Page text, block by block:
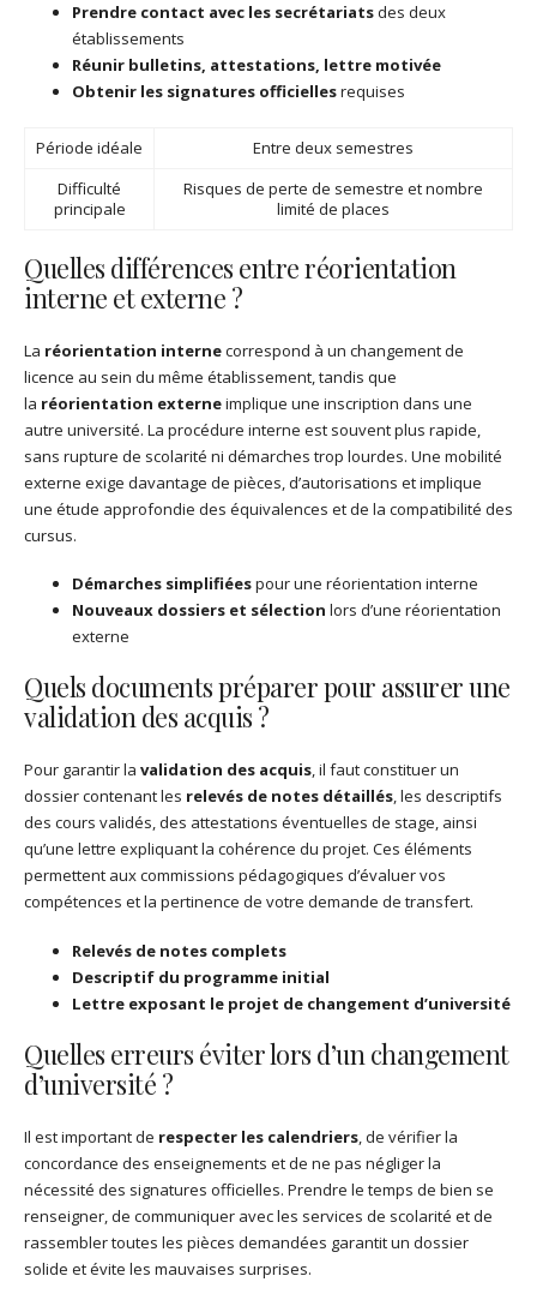
Prendre contact avec les secrétariatsdes deux
établissements
Réunir bulletins, attestations, lettre motivée
Obtenir les signatures officiellesrequises
Période idéale
Entre deux semestres
Difficulté
principale
Risques de perte de semestre et nombre
limité de places
Quelles différences entre réorientation
interne et externe ?
La réorientation internecorrespond à un changement de
licence au sein du même établissement, tandis que
la réorientation externeimplique une inscription dans une
autre université. La procédure interne est souvent plus rapide,
sans rupture de scolarité ni démarches trop lourdes. Une mobilité
externe exige davantage de pièces, d’autorisations et implique
une étude approfondie des équivalences et de la compatibilité des
cursus.
Démarches simplifiéespour une réorientation interne
Nouveaux dossiers et sélection lors d’une réorientation
externe
Quels documents préparer pour assurer une
validation des acquis ?
Pour garantir la validation des acquis, il faut constituer un
dossier contenant les relevés de notes détaillés, les descriptifs
des cours validés, des attestations éventuelles de stage, ainsi
qu’une lettre expliquant la cohérence du projet. Ces éléments
permettent aux commissions pédagogiques d’évaluer vos
compétences et la pertinence de votre demande de transfert.
Relevés de notes complets
Descriptif du programme initial
Lettre exposant le projet de changement d’université
Quelles erreurs éviter lors d’un changement
d’université ?
Il est important de respecter les calendriers, de vérifier la
concordance des enseignements et de ne pas négliger la
nécessité des signatures officielles. Prendre le temps de bien se
renseigner, de communiquer avec les services de scolarité et de
rassembler toutes les pièces demandées garantit un dossier
solide et évite les mauvaises surprises.